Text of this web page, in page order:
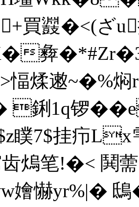
買鼝�<(ざ
彜
愊煣遫~�%焖
鋓1q锣
瞨7$挂疖Lx
熓笔!�<
嬒懗yr%|� 鴟